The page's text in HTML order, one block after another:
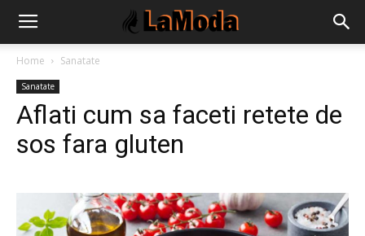
Home Sanatate
Sanatate
Aflati cum sa faceti retete de
sos fara gluten